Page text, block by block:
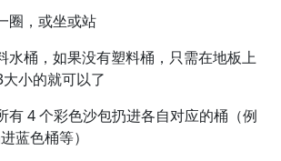
圈，或坐或站
水桶，如果没有塑料桶，只需在地板上
小的就可以了
有 4 个彩色沙包扔进各自对应的桶（例
蓝色桶等）